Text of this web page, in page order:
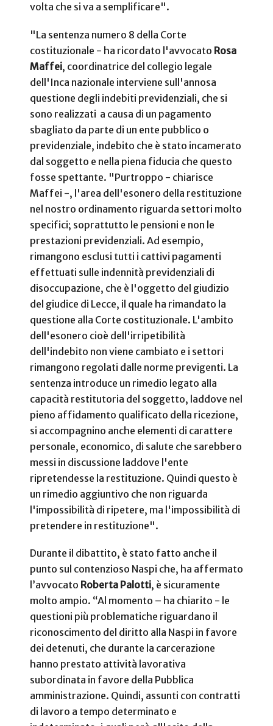
volta che si va a semplificare".
"La sentenza numero 8 della Corte
costituzionale - ha ricordato l'avvocato Rosa
Maffei, coordinatrice del collegio legale
dell'Inca nazionale interviene sull'annosa
questione degli indebiti previdenziali, che si
sono realizzati a causa di un pagamento
sbagliato da parte di un ente pubblico o
previdenziale, indebito che è stato incamerato
dal soggetto e nella piena fiducia che questo
fosse spettante. "Purtroppo - chiarisce
Maffei -, l'area dell'esonero della restituzione
nel nostro ordinamento riguarda settori molto
specifici; soprattutto le pensioni e non le
prestazioni previdenziali. Ad esempio,
rimangono esclusi tutti i cattivi pagamenti
effettuati sulle indennità previdenziali di
disoccupazione, che è l'oggetto del giudizio
del giudice di Lecce, il quale ha rimandato la
questione alla Corte costituzionale. L'ambito
dell'esonero cioè dell'irripetibilità
dell'indebito non viene cambiato e i settori
rimangono regolati dalle norme previgenti. La
sentenza introduce un rimedio legato alla
capacità restitutoria del soggetto, laddove nel
pieno affidamento qualificato della ricezione,
si accompagnino anche elementi di carattere
personale, economico, di salute che sarebbero
messi in discussione laddove l'ente
ripretendesse la restituzione. Quindi questo è
un rimedio aggiuntivo che non riguarda
l'impossibilità di ripetere, ma l'impossibilità di
pretendere in restituzione".
Durante il dibattito, è stato fatto anche il
punto sul contenzioso Naspi che, ha affermato
l’avvocato Roberta Palotti, è sicuramente
molto ampio. “Al momento – ha chiarito - le
questioni più problematiche riguardano il
riconoscimento del diritto alla Naspi in favore
dei detenuti, che durante la carcerazione
hanno prestato attività lavorativa
subordinata in favore della Pubblica
amministrazione. Quindi, assunti con contratti
di lavoro a tempo determinato e